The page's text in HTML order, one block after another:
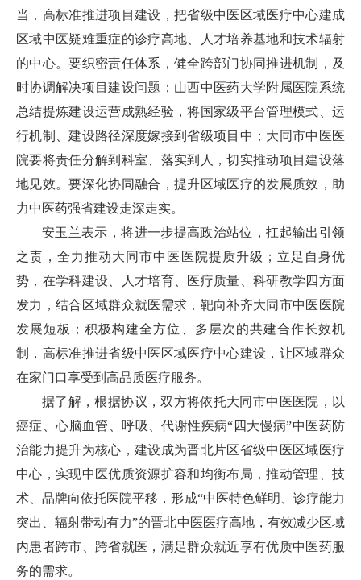
当，高标准推进项目建设，把省级中医区域医疗中心建成
区域中医疑难重症的诊疗高地、人才培养基地和技术辐射
的中心。要织密责任体系，健全跨部门协同推进机制，及
时协调解决项目建设问题；山西中医药大学附属医院系统
总结提炼建设运营成熟经验，将国家级平台管理模式、运
行机制、建设路径深度嫁接到省级项目中；大同市中医医
院要将责任分解到科室、落实到人，切实推动项目建设落
地见效。要深化协同融合，提升区域医疗的发展质效，助
力中医药强省建设走深走实。
安玉兰表示，将进一步提高政治站位，扛起输出引领
之责，全力推动大同市中医医院提质升级；立足自身优
势，在学科建设、人才培育、医疗质量、科研教学四方面
发力，结合区域群众就医需求，靶向补齐大同市中医医院
发展短板；积极构建全方位、多层次的共建合作长效机
制，高标准推进省级中医区域医疗中心建设，让区域群众
在家门口享受到高品质医疗服务。
据了解，根据协议，双方将依托大同市中医医院，以
癌症、心脑血管、呼吸、代谢性疾病“四大慢病”中医药防
治能力提升为核心，建设成为晋北片区省级中医区域医疗
中心，实现中医优质资源扩容和均衡布局，推动管理、技
术、品牌向依托医院平移，形成“中医特色鲜明、诊疗能力
突出、辐射带动有力”的晋北中医医疗高地，有效减少区域
内患者跨市、跨省就医，满足群众就近享有优质中医药服
务的需求。